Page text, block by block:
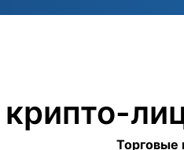
Торговые